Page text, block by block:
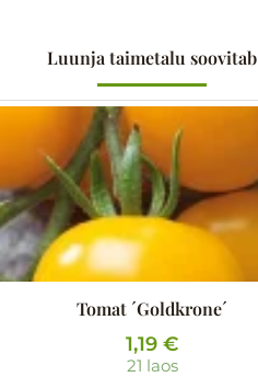
Luunja taimetalu soovitab
Tomat ´Goldkrone´
1,19 €
21 laos